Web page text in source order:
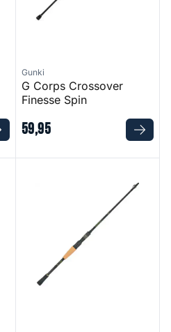
Gunki
G Corps Crossover
Finesse Spin
59,95